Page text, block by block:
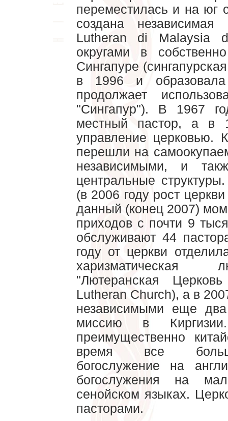
переместилась и на юг
создана
Lutheran di Malaysia
округами в
Сингапуре
в 1996 и
продолжает
"Сингапур"). В 1967
местный пастор, а
управление церковью.
перешли на
независимыми, и
центральные
(в 2006 году рост
данный (конец 2007)
приходов с почти 9
обслуживают 44
году от церкви
харизматическая
"Лютеранская
Lutheran Church), а в
независимыми еще
миссию в
преимущественно
время все больше
богослужение на
богослужения на
сенойском языках.
пасторами.